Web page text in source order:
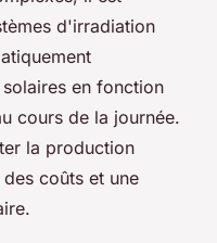
d'irradiation
en fonction
cours de la journée.
la production
coûts et une